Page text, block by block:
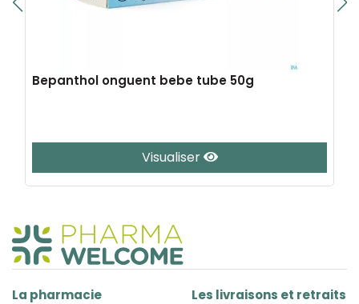
Bepanthol onguent bebe tube 50g
Visualiser
La pharmacie Les livraisons et retraits